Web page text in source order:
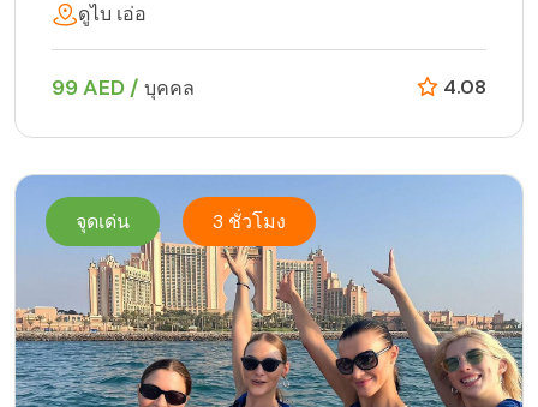
ดูไบ เอ่อ
99 AED / บุคคล 4.08
จุดเด่น 3 ชั่วโมง